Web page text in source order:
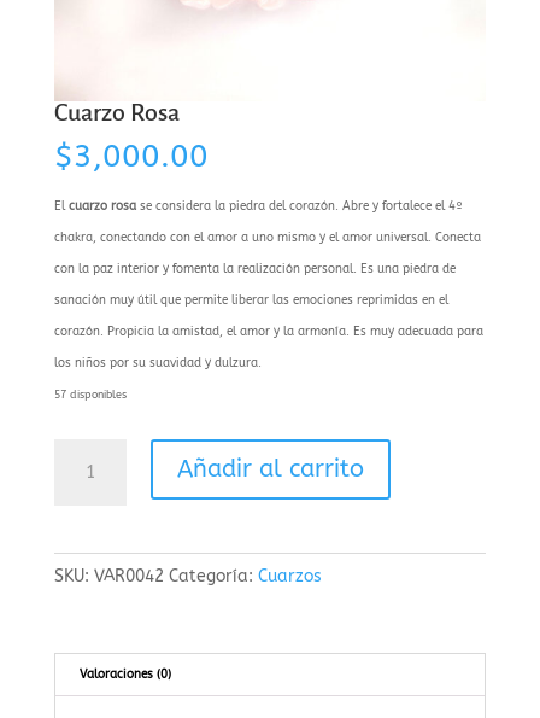
Cuarzo Rosa
$3,000.00
Elcuarzo rosase considera la piedra del corazón. Abre y fortalece el 4º
chakra, conectando con el amor a uno mismo y el amor universal. Conecta
con la paz interior y fomenta la realización personal. Es una piedra de
sanación muy útil que permite liberar las emociones reprimidas en el
corazón. Propicia la amistad, el amor y la armonía. Es muy adecuada para
los niños por su suavidad y dulzura.
57 disponibles
Añadir al carrito
SKU: VAR0042 Categoría: Cuarzos
Valoraciones (0)